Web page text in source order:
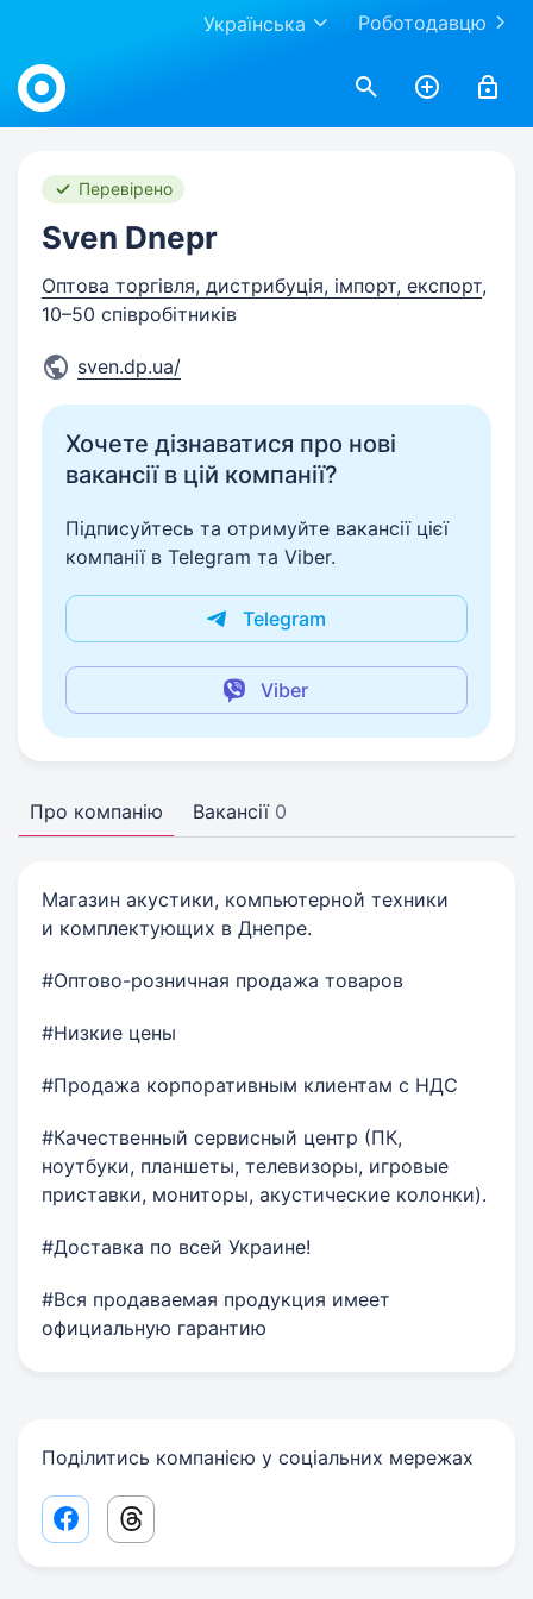
Роботодавцю
Українська
Work.ua
Перевірено
Sven Dnepr
Оптова торгівля, дистрибуція, імпорт, експорт,
10–50 співробітників
sven.dp.ua/
Хочете дізнаватися про нові
вакансії в цій компанії?
Підписуйтесь та отримуйте вакансії цієї
компанії в Telegram та Viber.
Telegram
Viber
Про компанію Вакансії 0
Магазин акустики, компьютерной техники
и комплектующих в Днепре.
#Оптово-розничная продажа товаров
#Низкие цены
#Продажа корпоративным клиентам с НДС
#Качественный сервисный центр (ПК,
ноутбуки, планшеты, телевизоры, игровые
приставки, мониторы, акустические колонки).
#Доставка по всей Украине!
#Вся продаваемая продукция имеет
официальную гарантию
Поділитись компанією у соціальних мережах
Facebook share link
Threads share link